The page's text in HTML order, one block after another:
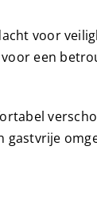
voor
een
gastvrije